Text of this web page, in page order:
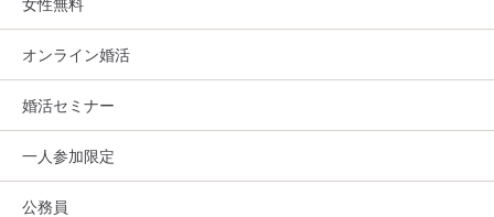
女性無料
オンライン婚活
婚活セミナー
一人参加限定
公務員